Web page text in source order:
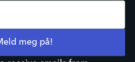
meg på!